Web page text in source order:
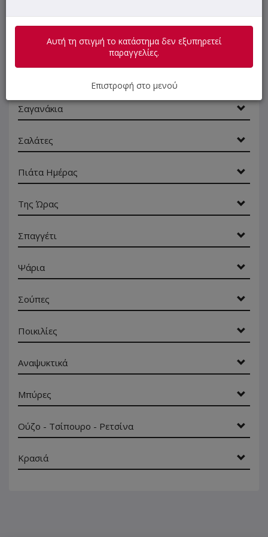
Ομελέτες
Σαγανάκια
Σαλάτες
Πιάτα Ημέρας
Της Ώρας
Σπαγγέτι
Ψάρια
Σούπες
Ποικιλίες
Αναψυκτικά
Μπύρες
Ούζο - Τσίπουρο - Ρετσίνα
Κρασιά
Αυτή τη στιγμή το κατάστημα δεν εξυπηρετεί
παραγγελίες.
Επιστροφή στο μενού